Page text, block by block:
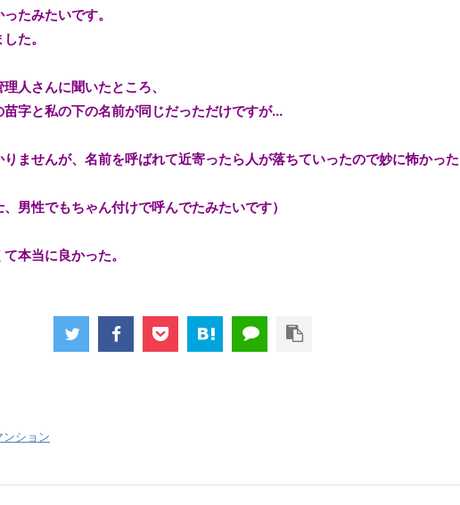
たみたいです。
た。
人さんに聞いたところ、
字と私の下の名前が同じだっただけですが...
ませんが、名前を呼ばれて近寄ったら人が落ちていったので妙に怖かった
、男性でもちゃん付けで呼んでたみたいです）
本当に良かった。
ンション